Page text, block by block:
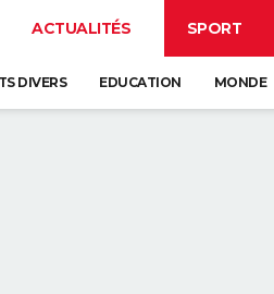
ACTUALITÉS SPORT
DIVERS EDUCATION MONDE